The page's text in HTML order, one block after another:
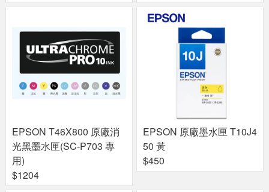
EPSON T46X800 原廠消
光黑墨水匣(SC-P703 專
用)
$1204
EPSON 原廠墨水匣 T10J4
50 黃
$450